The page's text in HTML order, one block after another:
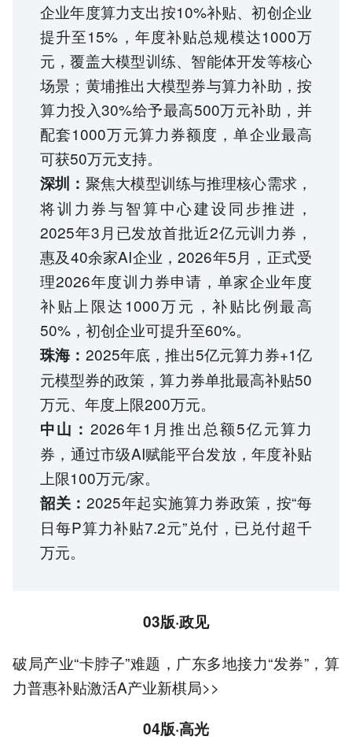
企业年度算力支出按10%补贴、初创企业
提升至15%，年度补贴总规模达1000万
元，覆盖大模型训练、智能体开发等核心
场景；黄埔推出大模型券与算力补助，按
算力投入30%给予最高500万元补助，并
配套1000万元算力券额度，单企业最高
可获50万元支持。
深圳： 聚焦大模型训练与推理核心需求，
将训力券与智算中心建设同步推进，
2025年3月已发放首批近2亿元训力券，
惠及40余家AI企业，2026年5月，正式受
理2026年度训力券申请，单家企业年度
补贴上限达1000万元，补贴比例最高
50%，初创企业可提升至60%。
珠海： 2025年底，推出5亿元算力券+1亿
元模型券的政策，算力券单批最高补贴50
万元、年度上限200万元。
中山： 2026年1月推出总额5亿元算力
券，通过市级AI赋能平台发放，年度补贴
上限100万元/家。
韶关：2025年起实施算力券政策，按“每
日每P算力补贴7.2元”兑付，已兑付超千
万元。
03版·政见
破局产业“卡脖子”难题，广东多地接力“发券”，算
力普惠补贴激活A产业新棋局>>
04版·高光